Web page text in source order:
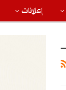
إعلانات